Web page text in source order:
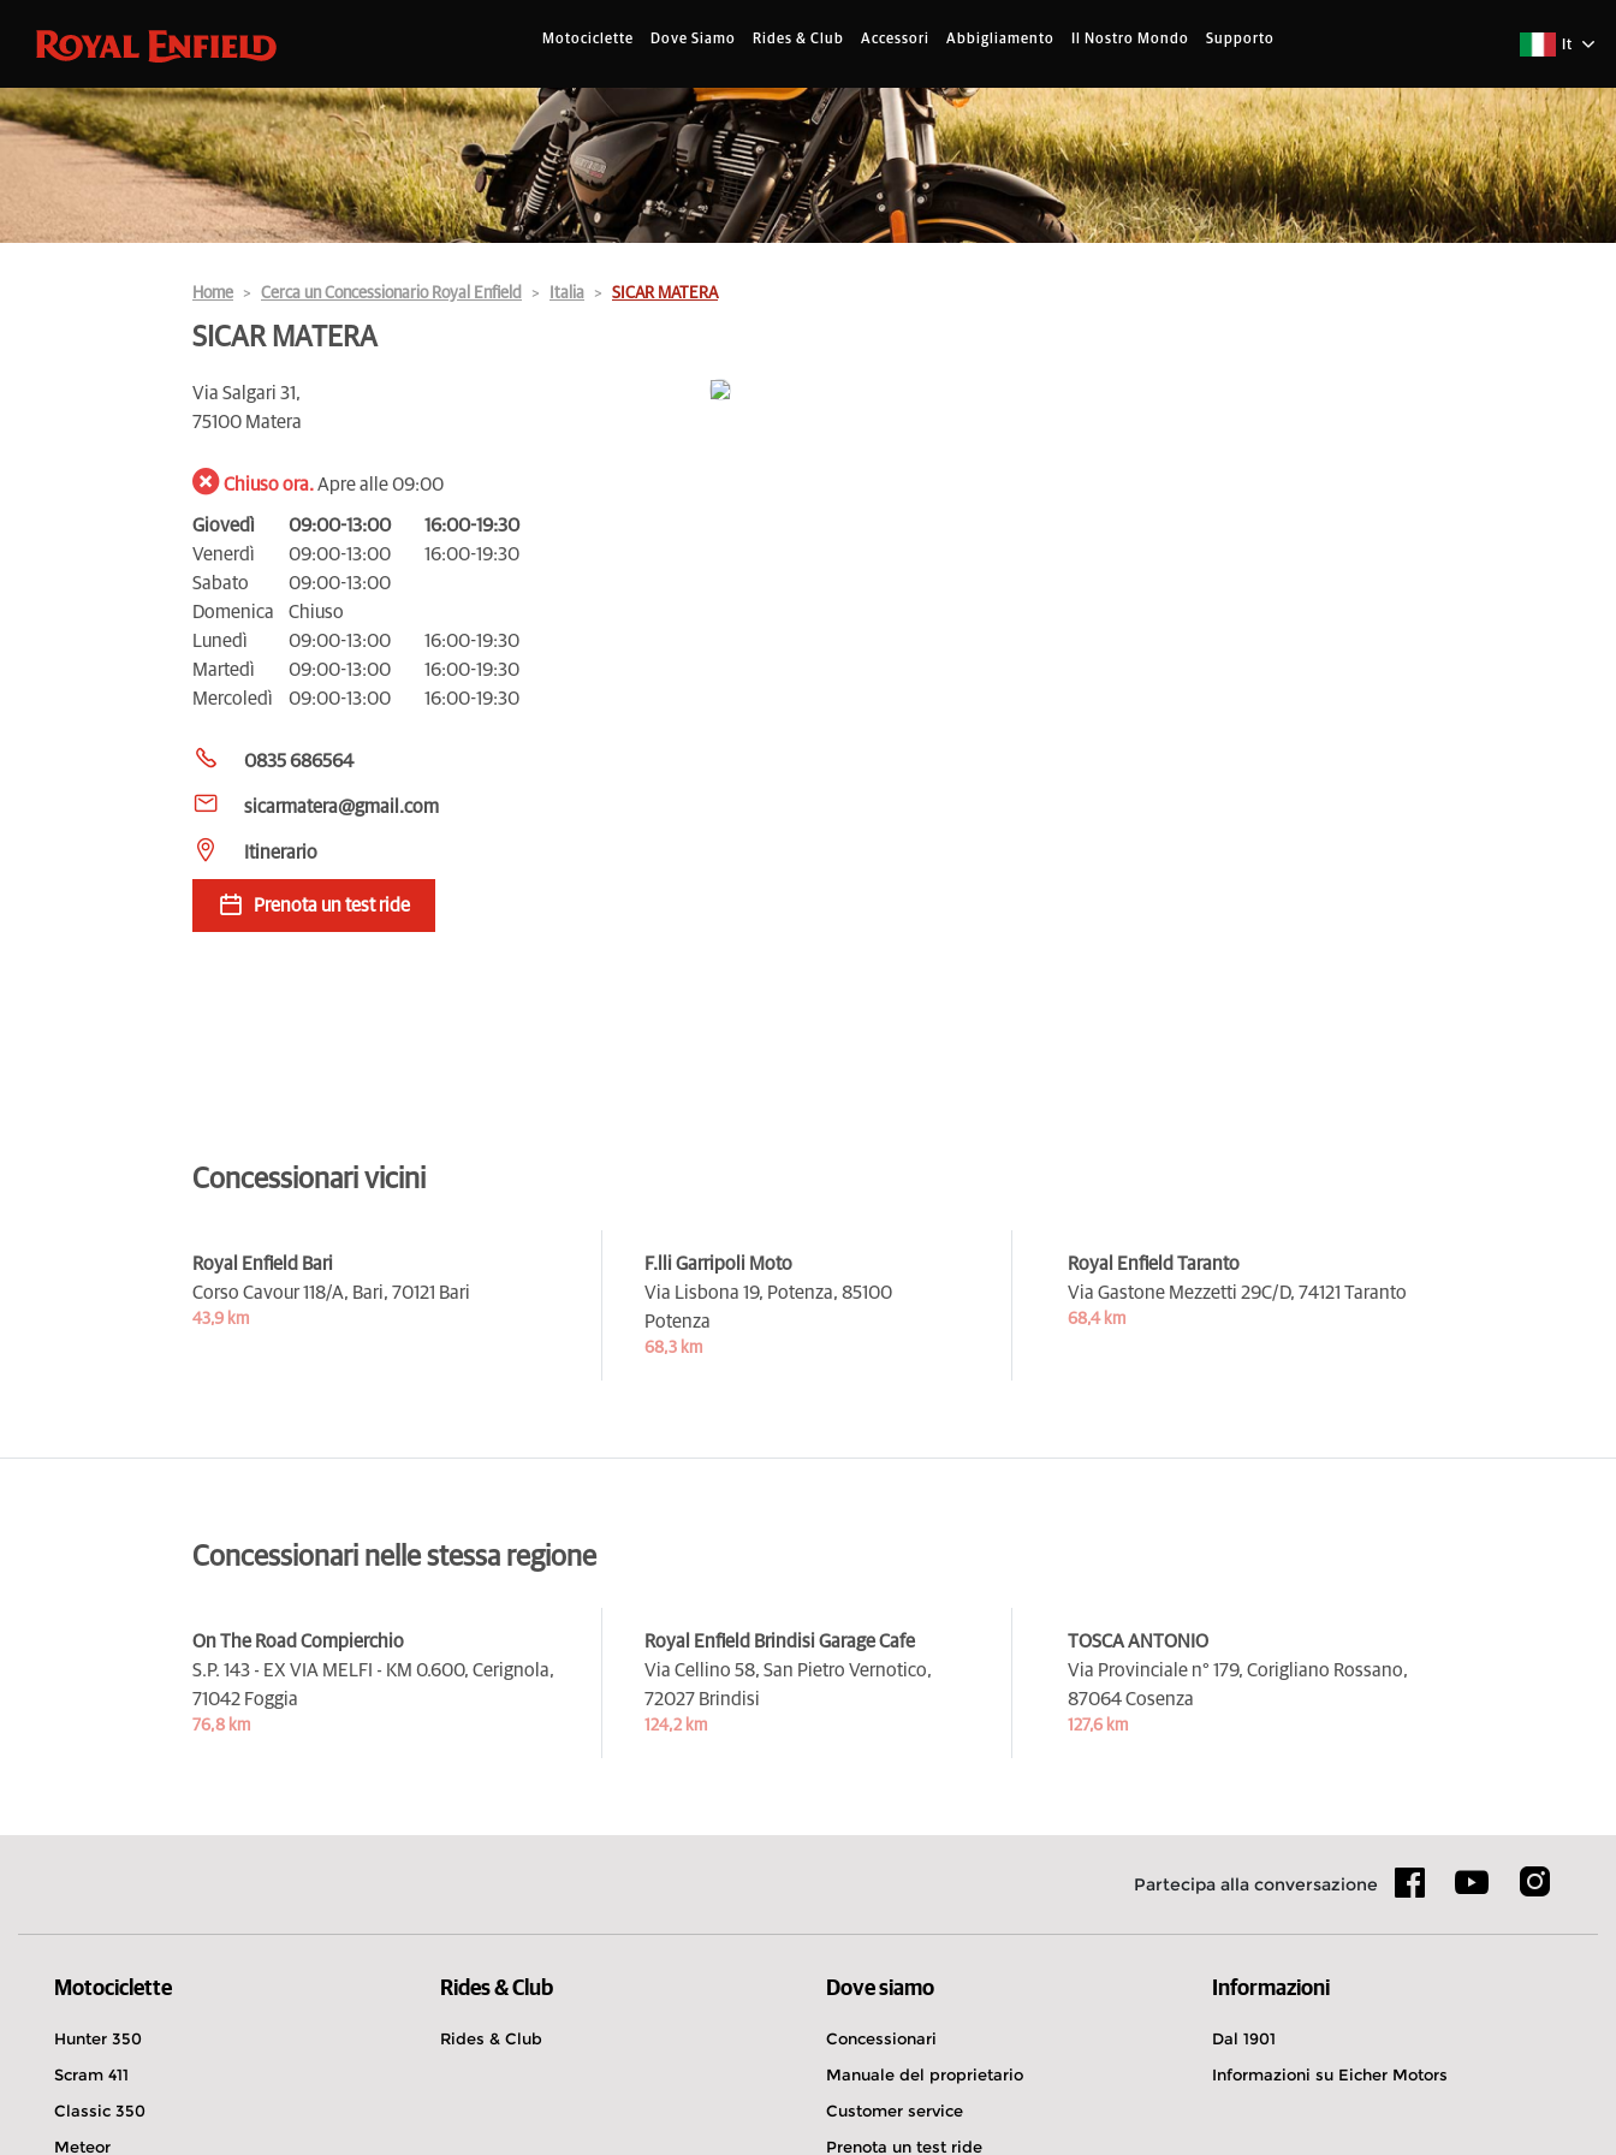
Motociclette Dove Siamo Rides & Club Accessori Abbigliamento Il Nostro Mondo Supporto It
Home Cerca un Concessionario Royal Enfield Italia SICAR MATERA
SICAR MATERA
Via Salgari 31,
75100 Matera
Chiuso ora.Apre alle 09:00
Giovedì 09:00-13:00
16:00-19:30
Venerdì
09:00-13:00
16:00-19:30
Sabato
09:00-13:00
Domenica
Chiuso
Lunedì
09:00-13:00
16:00-19:30
Martedì
09:00-13:00
16:00-19:30
Mercoledì
09:00-13:00 16:00-19:30
0835 686564
sicarmatera@gmail.com
Itinerario
Prenota un test ride
Concessionari vicini
Royal Enfield Bari
Corso Cavour 118/A, Bari, 70121 Bari
43,9 km
F.lli Garripoli Moto
Via Lisbona 19, Potenza, 85100
Potenza
68,3 km
Royal Enfield Taranto
Via Gastone Mezzetti 29C/D, 74121 Taranto
68,4 km
Concessionari nelle stessa regione
On The Road Compierchio
S.P. 143 - EX VIA MELFI - KM 0.600, Cerignola,
71042 Foggia
76,8 km
Royal Enfield Brindisi Garage Cafe
Via Cellino 58, San Pietro Vernotico,
72027 Brindisi
124,2 km
TOSCA ANTONIO
Via Provinciale n° 179, Corigliano Rossano,
87064 Cosenza
127,6 km
Partecipa alla conversazione
Motociclette
Hunter 350
Scram 411
Classic 350
Meteor
Rides & Club
Rides & Club
Dove siamo
Concessionari
Manuale del proprietario
Customer service
Prenota un test ride
Informazioni
Dal 1901
Informazioni su Eicher Motors